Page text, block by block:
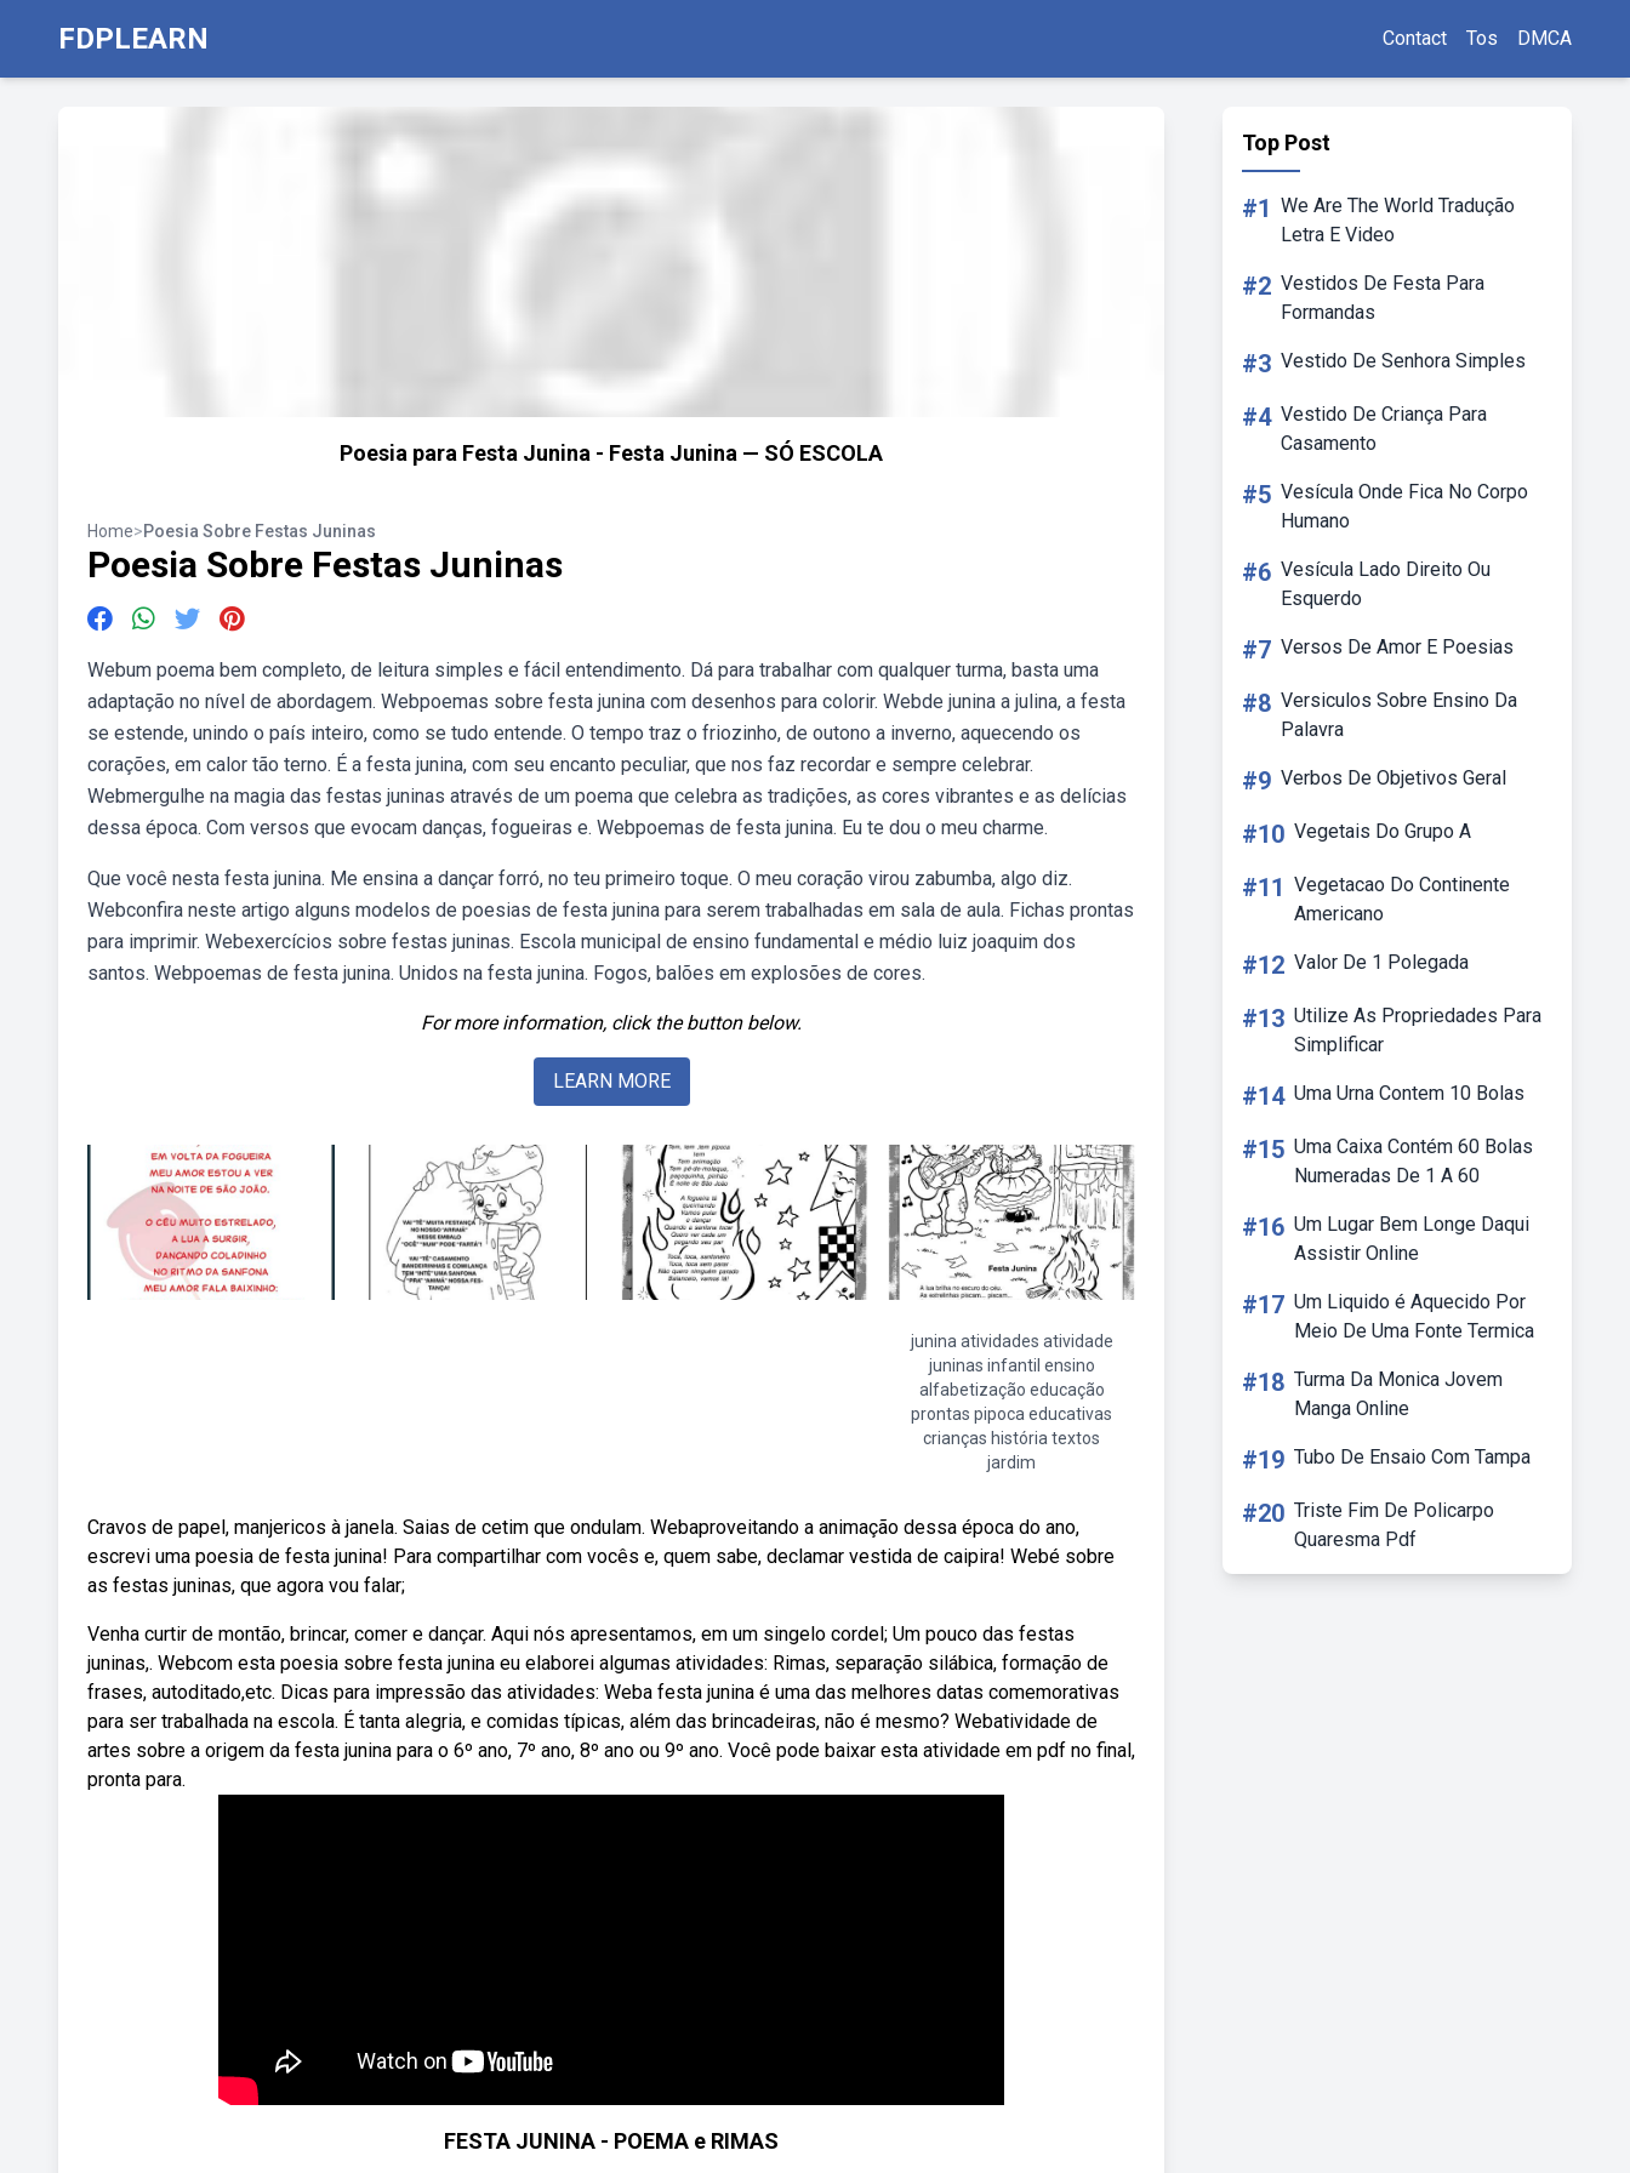
FDPLEARN Contact Tos DMCA
Poesia para Festa Junina - Festa Junina — SÓ ESCOLA
Home>Poesia Sobre Festas Juninas
Poesia Sobre Festas Juninas
Webum poema bem completo, de leitura simples e fácil entendimento. Dá para trabalhar com qualquer turma, basta uma
adaptação no nível de abordagem. Webpoemas sobre festa junina com desenhos para colorir. Webde junina a julina, a festa
se estende, unindo o país inteiro, como se tudo entende. O tempo traz o friozinho, de outono a inverno, aquecendo os
corações, em calor tão terno. É a festa junina, com seu encanto peculiar, que nos faz recordar e sempre celebrar.
Webmergulhe na magia das festas juninas através de um poema que celebra as tradições, as cores vibrantes e as delícias
dessa época. Com versos que evocam danças, fogueiras e. Webpoemas de festa junina. Eu te dou o meu charme.
Que você nesta festa junina. Me ensina a dançar forró, no teu primeiro toque. O meu coração virou zabumba, algo diz.
Webconfira neste artigo alguns modelos de poesias de festa junina para serem trabalhadas em sala de aula. Fichas prontas
para imprimir. Webexercícios sobre festas juninas. Escola municipal de ensino fundamental e médio luiz joaquim dos
santos. Webpoemas de festa junina. Unidos na festa junina. Fogos, balões em explosões de cores.
For more information, click the button below.
LEARN MORE
junina atividades atividade
juninas infantil ensino
alfabetização educação
prontas pipoca educativas
crianças história textos
jardim
Cravos de papel, manjericos à janela. Saias de cetim que ondulam. Webaproveitando a animação dessa época do ano,
escrevi uma poesia de festa junina! Para compartilhar com vocês e, quem sabe, declamar vestida de caipira! Webé sobre
as festas juninas, que agora vou falar;
Venha curtir de montão, brincar, comer e dançar. Aqui nós apresentamos, em um singelo cordel; Um pouco das festas
juninas,. Webcom esta poesia sobre festa junina eu elaborei algumas atividades: Rimas, separação silábica, formação de
frases, autoditado,etc. Dicas para impressão das atividades: Weba festa junina é uma das melhores datas comemorativas
para ser trabalhada na escola. É tanta alegria, e comidas típicas, além das brincadeiras, não é mesmo? Webatividade de
artes sobre a origem da festa junina para o 6º ano, 7º ano, 8º ano ou 9º ano. Você pode baixar esta atividade em pdf no final,
pronta para.
FESTA JUNINA - POEMA e RIMAS
Top Post
#1 We Are The World Tradução
Letra E Video
#2 Vestidos De Festa Para
Formandas
#3 Vestido De Senhora Simples
#4 Vestido De Criança Para
Casamento
#5 Vesícula Onde Fica No Corpo
Humano
#6 Vesícula Lado Direito Ou
Esquerdo
#7 Versos De Amor E Poesias
#8 Versiculos Sobre Ensino Da
Palavra
#9 Verbos De Objetivos Geral
#10 Vegetais Do Grupo A
#11 Vegetacao Do Continente
Americano
#12 Valor De 1 Polegada
#13 Utilize As Propriedades Para
Simplificar
#14 Uma Urna Contem 10 Bolas
#15 Uma Caixa Contém 60 Bolas
Numeradas De 1 A 60
#16 Um Lugar Bem Longe Daqui
Assistir Online
#17 Um Liquido é Aquecido Por
Meio De Uma Fonte Termica
#18 Turma Da Monica Jovem
Manga Online
#19 Tubo De Ensaio Com Tampa
#20 Triste Fim De Policarpo
Quaresma Pdf